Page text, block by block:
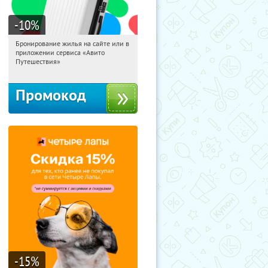
-10%
12:58:26 Получили:11
Россия
Бронирование жилья на сайте или в
приложении сервиса «Авито
Путешествия»
Промокод
-15%